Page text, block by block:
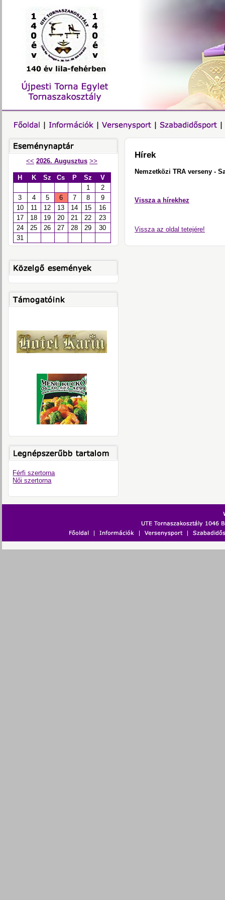
<< 2026. Augusztus >>
H K Sz Cs P Sz
V
1
2
3
4 5 6 7 8
9
10
11 12 13 14 15
16
17
18 19 20 21 22
23
24
25 26 27 28 29
30
31
Férfi szertorna
Női szertorna
Hírek
Nemzetközi TRA verseny -
Vissza a hírekhez
Vissza az oldal tetejére!